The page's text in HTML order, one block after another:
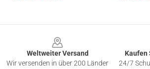
Weltweiter Versand
Wir versenden in über 200 Länder
Kaufen
24/7